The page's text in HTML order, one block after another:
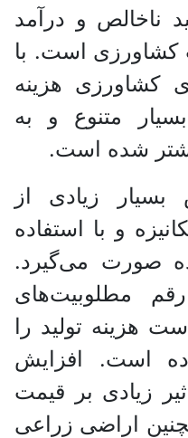
ناخالص و درآمد
کشاورزی است. با
کشاورزی هزینه
متنوع و به
شده است.
زیادی از
و با استفاده
صورت می‌گیرد.
مطلوبیت‌های
هزینه تولید را
است. افزایش
زیادی بر قیمت
اراضی زراعی